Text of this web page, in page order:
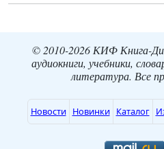
© 2010-2026 КИФ Книга-
аудиокниги, учебники,
литература. Все
Новости Новинки Каталог